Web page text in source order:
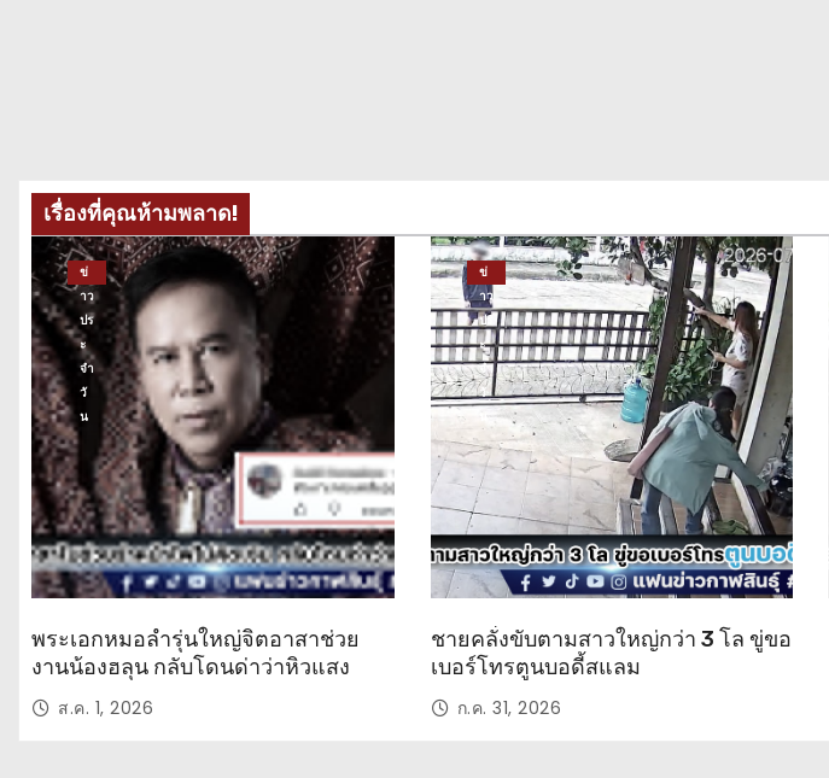
เรื่องที่คุณห้ามพลาด!
ข่
าว
ปร
ะ
จำ
งานน้องฮลุน กลับโดนด่าว่าหิวแสง
ข่
าว
ปร
ะ
จำ
วั
น
เบอร์โทรตูนบอดี้สแลม